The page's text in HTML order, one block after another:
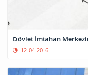
Dövlət İmtahan
12-04-2016